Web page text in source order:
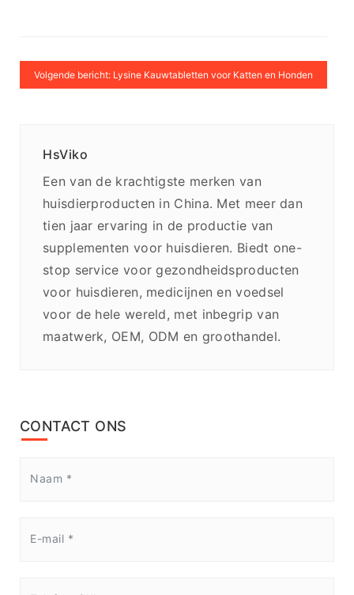
Volgende bericht: Lysine Kauwtabletten voor Katten en Honden
HsViko
Een van de krachtigste merken van
huisdierproducten in China. Met meer dan
tien jaar ervaring in de productie van
supplementen voor huisdieren. Biedt one-
stop service voor gezondheidsproducten
voor huisdieren, medicijnen en voedsel
voor de hele wereld, met inbegrip van
maatwerk, OEM, ODM en groothandel.
CONTACT ONS